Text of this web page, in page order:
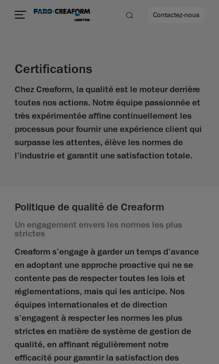
encore
Contactez-nous
Certifications
Chez Creaform, la qualité est le moteur derrière
toutes nos actions. Notre équipe passionnée et
très expérimentée affine continuellement les
processus pour fournir une expérience client qui
surpasse les attentes, élève les normes de
l’industrie et garantit une satisfaction totale.
Politique de qualité de Creaform
Un engagement envers les normes les plus
strictes
Creaform s’engage à garder un temps d’avance
en adoptant une approche proactive qui ne se
contente pas de respecter toutes les lois et
réglementations, mais qui les anticipe. Nos
équipes internationales et de direction
s’engagent à respecter les normes les plus
strictes en matière de système de gestion de
qualité, en affinant régulièrement notre
efficacité pour garantir la satisfaction des